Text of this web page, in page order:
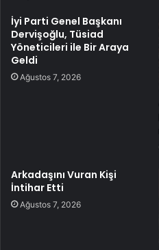
İyi Parti Genel Başkanı
Dervişoğlu, Tüsiad
Yöneticileri ile Bir Araya
Geldi
Ağustos 7, 2026
Arkadaşını Vuran Kişi
İntihar Etti
Ağustos 7, 2026